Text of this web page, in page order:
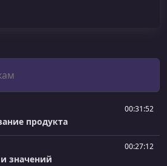
00:31:52
продукта
00:27:12
значений